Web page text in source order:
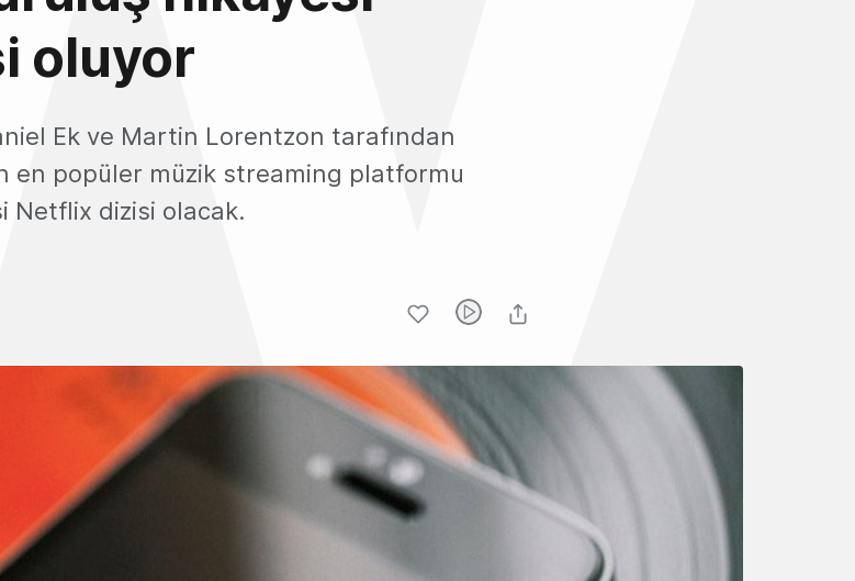
oluyor
Ek ve Martin Lorentzon tarafından
en popüler müzik streaming platformu
Netflix dizisi olacak.